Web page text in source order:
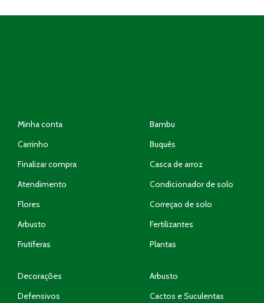
Minha conta
Carrinho
Finalizar compra
Atendimento
Flores
Arbusto
Frutíferas
Bambu
Buquês
Casca de arroz
Condicionador de solo
Correçao de solo
Fertilizantes
Plantas
Decorações
Defensivos
Arbusto
Cactos e Suculentas